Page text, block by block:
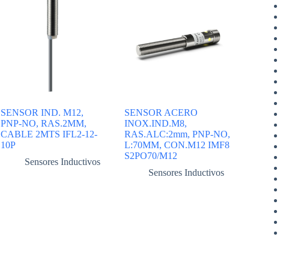
SENSOR IND. M12,
PNP-NO, RAS.2MM,
CABLE 2MTS IFL2-12-
10P
Sensores Inductivos
SENSOR ACERO
INOX.IND.M8,
RAS.ALC:2mm, PNP-NO,
L:70MM, CON.M12 IMF8
S2PO70/M12
Sensores Inductivos